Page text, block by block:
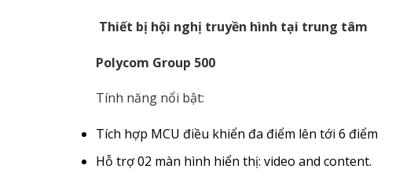
Thiết bị hội nghị truyền hình tại trung tâm
Polycom Group 500
Tính năng nổi bật:
Tích hợp MCU điều khiển đa điểm lên tới 6 điểm
Hỗ trợ 02 màn hình hiển thị: video and content.